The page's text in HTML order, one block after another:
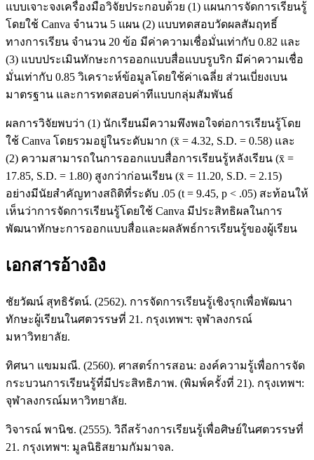
แบบเจาะจงเครื่องมือวิจัยประกอบด้วย (1) แผนการจัดการเรียนรู้
โดยใช้ Canva จำนวน 5 แผน (2) แบบทดสอบวัดผลสัมฤทธิ์
ทางการเรียน จำนวน 20 ข้อ มีค่าความเชื่อมั่นเท่ากับ 0.82 และ
(3) แบบประเมินทักษะการออกแบบสื่อแบบรูบริก มีค่าความเชื่อ
มั่นเท่ากับ 0.85 วิเคราะห์ข้อมูลโดยใช้ค่าเฉลี่ย ส่วนเบี่ยงเบน
มาตรฐาน และการทดสอบค่าทีแบบกลุ่มสัมพันธ์
ผลการวิจัยพบว่า (1) นักเรียนมีความพึงพอใจต่อการเรียนรู้โดย
ใช้ Canva โดยรวมอยู่ในระดับมาก (x̄ = 4.32, S.D. = 0.58) และ
(2) ความสามารถในการออกแบบสื่อการเรียนรู้หลังเรียน (x̄ =
17.85, S.D. = 1.80) สูงกว่าก่อนเรียน (x̄ = 11.20, S.D. = 2.15)
อย่างมีนัยสำคัญทางสถิติที่ระดับ .05 (t = 9.45, p < .05) สะท้อนให้
เห็นว่าการจัดการเรียนรู้โดยใช้ Canva มีประสิทธิผลในการ
พัฒนาทักษะการออกแบบสื่อและผลลัพธ์การเรียนรู้ของผู้เรียน
เอกสารอ้างอิง
ชัยวัฒน์ สุทธิรัตน์. (2562). การจัดการเรียนรู้เชิงรุกเพื่อพัฒนา
ทักษะผู้เรียนในศตวรรษที่ 21. กรุงเทพฯ: จุฬาลงกรณ์
มหาวิทยาลัย.
ทิศนา แขมมณี. (2560). ศาสตร์การสอน: องค์ความรู้เพื่อการจัด
กระบวนการเรียนรู้ที่มีประสิทธิภาพ. (พิมพ์ครั้งที่ 21). กรุงเทพฯ:
จุฬาลงกรณ์มหาวิทยาลัย.
วิจารณ์ พานิช. (2555). วิถีสร้างการเรียนรู้เพื่อศิษย์ในศตวรรษที่
21. กรุงเทพฯ: มูลนิธิสยามกัมมาจล.